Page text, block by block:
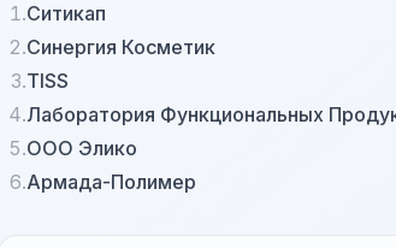
1.Ситикап
2.Синергия Косметик
3.TISS
4.Лаборатория Функциональных
5.ООО Элико
6.Армада-Полимер